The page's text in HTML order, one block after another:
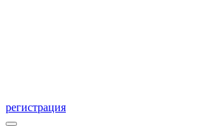
регистрация